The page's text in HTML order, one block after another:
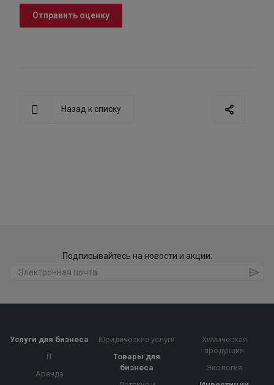
Отправить оценку
Назад к списку
Подписывайтесь на новости и акции:
Услуги для бизнеса
IT
Аренда
Юридические услуги
Товары для
бизнеса
Химическая
продукция
Экология